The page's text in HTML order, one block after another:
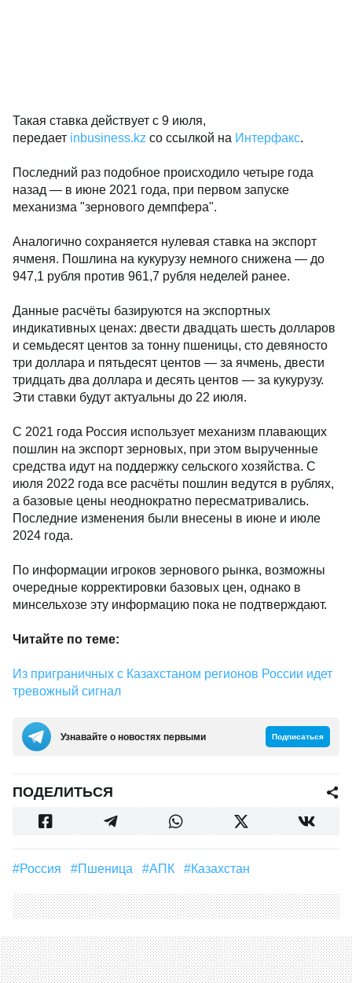
Такая ставка действует с 9 июля,
передает inbusiness.kz со ссылкой на Интерфакс.
Последний раз подобное происходило четыре года
назад — в июне 2021 года, при первом запуске
механизма "зернового демпфера".
Аналогично сохраняется нулевая ставка на экспорт
ячменя. Пошлина на кукурузу немного снижена — до
947,1 рубля против 961,7 рубля неделей ранее.
Данные расчёты базируются на экспортных
индикативных ценах: двести двадцать шесть долларов
и семьдесят центов за тонну пшеницы, сто девяносто
три доллара и пятьдесят центов — за ячмень, двести
тридцать два доллара и десять центов — за кукурузу.
Эти ставки будут актуальны до 22 июля.
С 2021 года Россия использует механизм плавающих
пошлин на экспорт зерновых, при этом вырученные
средства идут на поддержку сельского хозяйства. С
июля 2022 года все расчёты пошлин ведутся в рублях,
а базовые цены неоднократно пересматривались.
Последние изменения были внесены в июне и июле
2024 года.
По информации игроков зернового рынка, возможны
очередные корректировки базовых цен, однако в
минсельхозе эту информацию пока не подтверждают.
Читайте по теме:
Из приграничных с Казахстаном регионов России идет
тревожный сигнал
Узнавайте о новостях первыми Подписаться
ПОДЕЛИТЬСЯ
#Россия #пшеница #АПК #Казахстан